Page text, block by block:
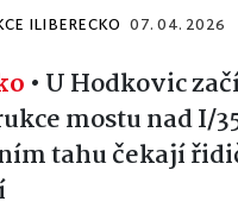
ILIBERECKO 07. 04. 2026
• U Hodkovic
mostu nad I/
tahu čekají